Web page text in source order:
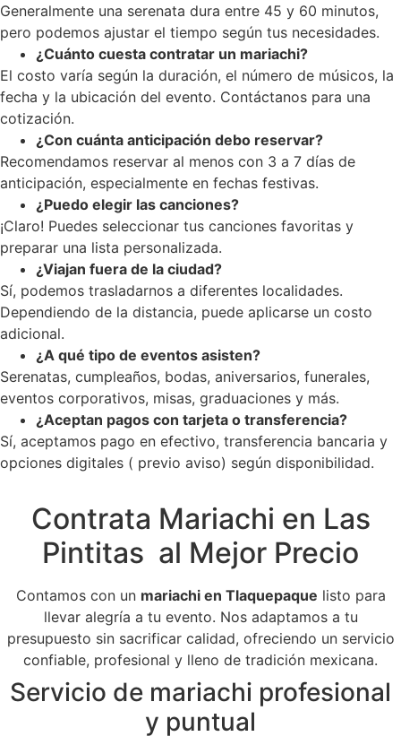
Generalmente una serenata dura entre 45 y 60 minutos,
pero podemos ajustar el tiempo según tus necesidades.
¿Cuánto cuesta contratar un mariachi?
El costo varía según la duración, el número de músicos, la
fecha y la ubicación del evento. Contáctanos para una
cotización.
¿Con cuánta anticipación debo reservar?
Recomendamos reservar al menos con 3 a 7 días de
anticipación, especialmente en fechas festivas.
¿Puedo elegir las canciones?
¡Claro! Puedes seleccionar tus canciones favoritas y
preparar una lista personalizada.
¿Viajan fuera de la ciudad?
Sí, podemos trasladarnos a diferentes localidades.
Dependiendo de la distancia, puede aplicarse un costo
adicional.
¿A qué tipo de eventos asisten?
Serenatas, cumpleaños, bodas, aniversarios, funerales,
eventos corporativos, misas, graduaciones y más.
¿Aceptan pagos con tarjeta o transferencia?
Sí, aceptamos pago en efectivo, transferencia bancaria y
opciones digitales ( previo aviso) según disponibilidad.
Contrata Mariachi en Las
Pintitas al Mejor Precio
Contamos con un mariachi en Tlaquepaque listo para
llevar alegría a tu evento. Nos adaptamos a tu
presupuesto sin sacrificar calidad, ofreciendo un servicio
confiable, profesional y lleno de tradición mexicana.
Servicio de mariachi profesional
y puntual